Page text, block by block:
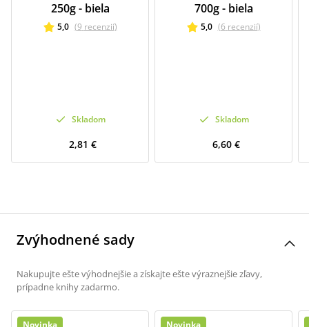
250g - biela
5,0 (9 recenzií)
Skladom
2,81 €
700g - biela
5,0 (6 recenzií)
Skladom
6,60 €
Zvýhodnené sady
Nakupujte ešte výhodnejšie a získajte ešte výraznejšie zľavy,
prípadne knihy zadarmo.
Novinka
Novinka